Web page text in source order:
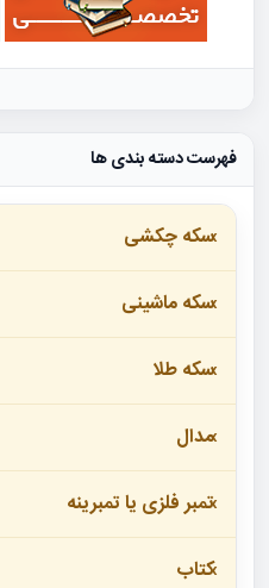
فهرست دسته بندی ها
سکه چکشی
سکه ماشینی
سکه طلا
مدال
تمبر فلزی یا تمبرینه
کتاب